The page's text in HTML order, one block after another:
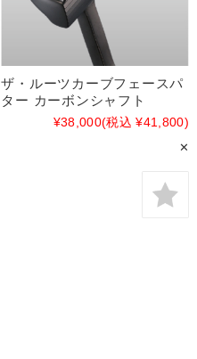
ザ・ルーツカーブフェースパ
ター カーボンシャフト
¥38,000(税込 ¥41,800)
✕